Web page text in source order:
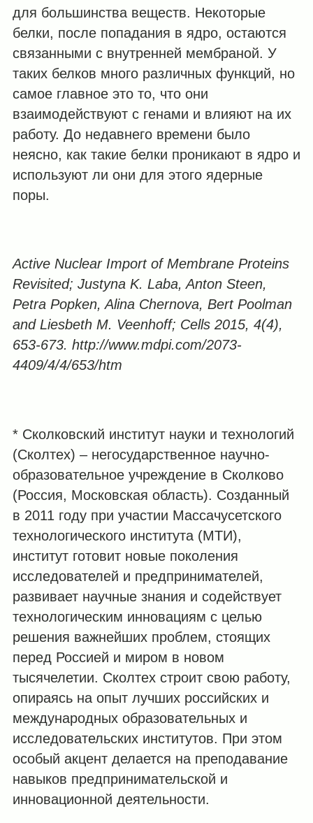
для большинства веществ. Некоторые
белки, после попадания в ядро, остаются
связанными с внутренней мембраной. У
таких белков много различных функций, но
самое главное это то, что они
взаимодействуют с генами и влияют на их
работу. До недавнего времени было
неясно, как такие белки проникают в ядро и
используют ли они для этого ядерные
поры.
Active Nuclear Import of Membrane Proteins
Revisited; Justyna K. Laba, Anton Steen,
Petra Popken, Alina Chernova, Bert Poolman
and Liesbeth M. Veenhoff; Cells 2015, 4(4),
653-673. http://www.mdpi.com/2073-
4409/4/4/653/htm
* Сколковский институт науки и технологий
(Сколтех) – негосударственное научно-
образовательное учреждение в Сколково
(Россия, Московская область). Созданный
в 2011 году при участии Массачусетского
технологического института (МТИ),
институт готовит новые поколения
исследователей и предпринимателей,
развивает научные знания и содействует
технологическим инновациям с целью
решения важнейших проблем, стоящих
перед Россией и миром в новом
тысячелетии. Сколтех строит свою работу,
опираясь на опыт лучших российских и
международных образовательных и
исследовательских институтов. При этом
особый акцент делается на преподавание
навыков предпринимательской и
инновационной деятельности.